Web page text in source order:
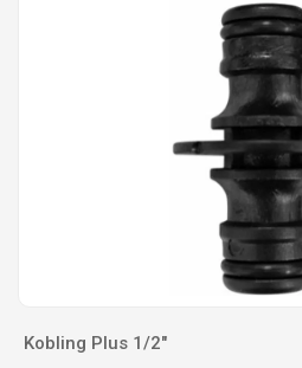
Kobling Plus 1/2"